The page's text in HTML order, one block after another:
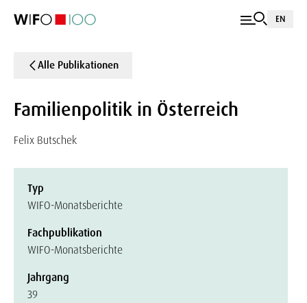
EN
Alle Publikationen
Familienpolitik in Österreich
Felix Butschek
Typ
WIFO-Monatsberichte
Fachpublikation
WIFO-Monatsberichte
Jahrgang
39